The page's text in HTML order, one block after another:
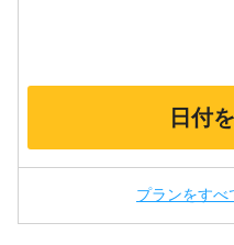
日付
プランをすべ